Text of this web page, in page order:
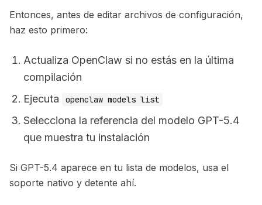
Entonces, antes de editar archivos de configuración,
haz esto primero:
Actualiza OpenClaw si no estás en la última
compilación
Ejecuta
openclaw models list
Selecciona la referencia del modelo GPT-5.4
que muestra tu instalación
Si GPT-5.4 aparece en tu lista de modelos, usa el
soporte nativo y detente ahí.